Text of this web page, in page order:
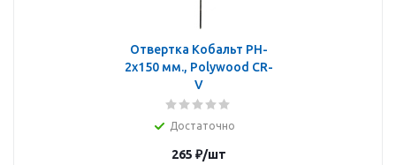
Отвертка Кобальт PH-
2х150 мм., Polywood CR-
V
Достаточно
265 ₽/шт